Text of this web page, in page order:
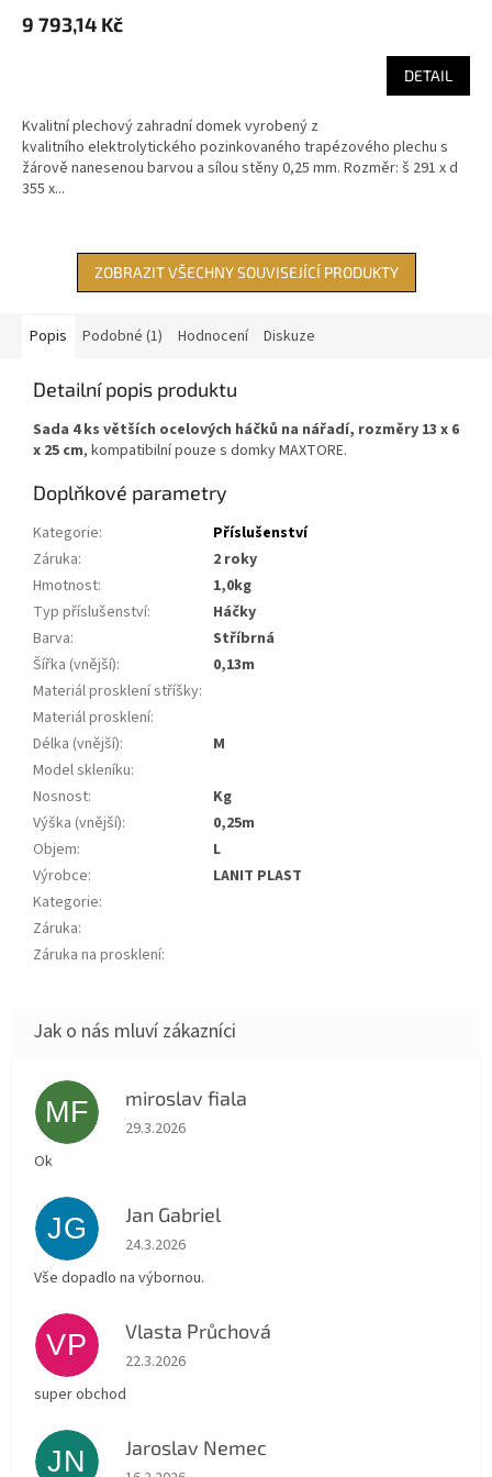
9 793,14 Kč
DETAIL
Kvalitní plechový zahradní domek vyrobený z
kvalitního elektrolytického pozinkovaného trapézového plechu s
žárově nanesenou barvou a sílou stěny 0,25 mm. Rozměr: š 291 x d
355 x...
ZOBRAZIT VŠECHNY SOUVISEJÍCÍ PRODUKTY
Popis Podobné (1) Hodnocení Diskuze
Detailní popis produktu
Sada 4 ks větších ocelových háčků na nářadí, rozměry 13 x 6
x 25 cm, kompatibilní pouze s domky MAXTORE.
Doplňkové parametry
Kategorie:
Příslušenství
Záruka:
2 roky
Hmotnost:
1,0kg
Typ příslušenství:
Háčky
Barva:
stříbrná
Šířka (vnější):
0,13m
Materiál prosklení stříšky:
Materiál prosklení:
Délka (vnější):
m
Model skleníku:
Nosnost:
kg
Výška (vnější):
0,25m
Objem:
L
Výrobce:
LANIT PLAST
Kategorie:
Záruka:
Záruka na prosklení:
MF miroslav fiala
Hodnocení obchodu je 5 z 5 hvězdiček.
29.3.2026
Ok
JG Jan Gabriel
Hodnocení obchodu je 5 z 5 hvězdiček.
24.3.2026
Vše dopadlo na výbornou.
VP Vlasta Průchová
Hodnocení obchodu je 5 z 5 hvězdiček.
22.3.2026
super obchod
JN Jaroslav Nemec
Hodnocení obchodu je 5 z 5 hvězdiček.